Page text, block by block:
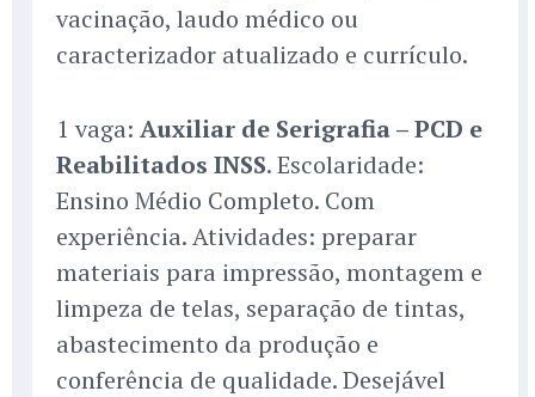
vacinação, laudo médico ou
caracterizador atualizado e currículo.
1 vaga: Auxiliar de Serigrafia – PCD e
Reabilitados INSS. Escolaridade:
Ensino Médio Completo. Com
experiência. Atividades: preparar
materiais para impressão, montagem e
limpeza de telas, separação de tintas,
abastecimento da produção e
conferência de qualidade. Desejável